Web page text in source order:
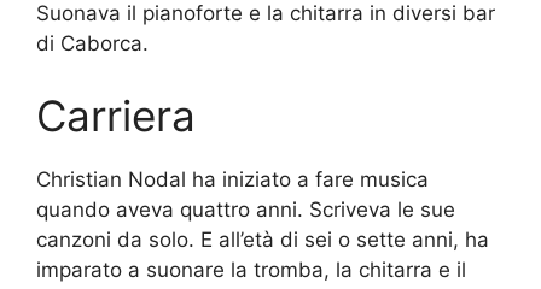
Suonava il pianoforte e la chitarra in diversi bar
di Caborca.
Carriera
Christian Nodal ha iniziato a fare musica
quando aveva quattro anni. Scriveva le sue
canzoni da solo. E all’età di sei o sette anni, ha
imparato a suonare la tromba, la chitarra e il